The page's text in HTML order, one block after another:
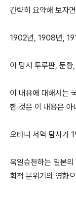
간략히 요약해 보자
1902년, 1908년,
이 당시 투루판, 둔
이 내용에 대해서는
한 것은 이 내용은 아
오타니 서역 탐사가
욱일승천하는 일본
회적 분위기의 영향